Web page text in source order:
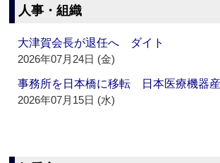
人事・組織
大津賀会長が退任へ ダイト
2026年07月24日 (金)
事務所を日本橋に移転 日本医療機器
2026年07月15日 (水)